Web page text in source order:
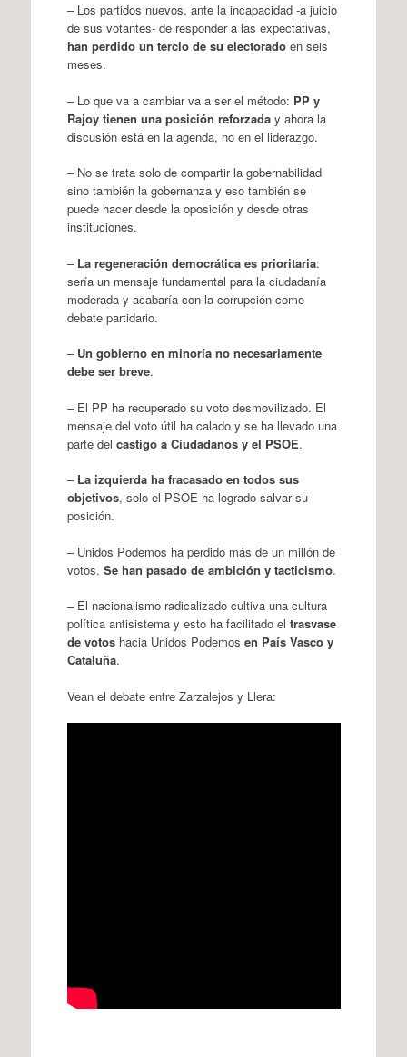
– Los partidos nuevos, ante la incapacidad -a juicio
de sus votantes- de responder a las expectativas,
han perdido un tercio de su electoradoen seis
meses.
– Lo que va a cambiar va a ser el método: PP y
Rajoy tienen una posición reforzaday ahora la
discusión está en la agenda, no en el liderazgo.
– No se trata solo de compartir la gobernabilidad
sino también la gobernanza y eso también se
puede hacer desde la oposición y desde otras
instituciones.
– La regeneración democrática es prioritaria:
sería un mensaje fundamental para la ciudadanía
moderada y acabaría con la corrupción como
debate partidario.
– Un gobierno en minoría no necesariamente
debe ser breve.
– El PP ha recuperado su voto desmovilizado. El
mensaje del voto útil ha calado y se ha llevado una
parte del castigo a Ciudadanos y el PSOE.
– La izquierda ha fracasado en todos sus
objetivos, solo el PSOE ha logrado salvar su
posición.
– Unidos Podemos ha perdido más de un millón de
votos. Se han pasado de ambición y tacticismo.
– El nacionalismo radicalizado cultiva una cultura
política antisistema y esto ha facilitado el trasvase
de votoshacia Unidos Podemos en País Vasco y
Cataluña.
Vean el debate entre Zarzalejos y Llera: